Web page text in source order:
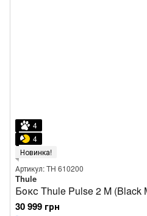
4
4
Новинка!
Артикул: TH 610200
Thule
Бокс Thule Pulse 2 M (Black
30 999 грн